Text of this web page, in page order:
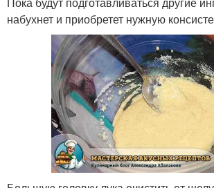
набухнет и приобретет нужную